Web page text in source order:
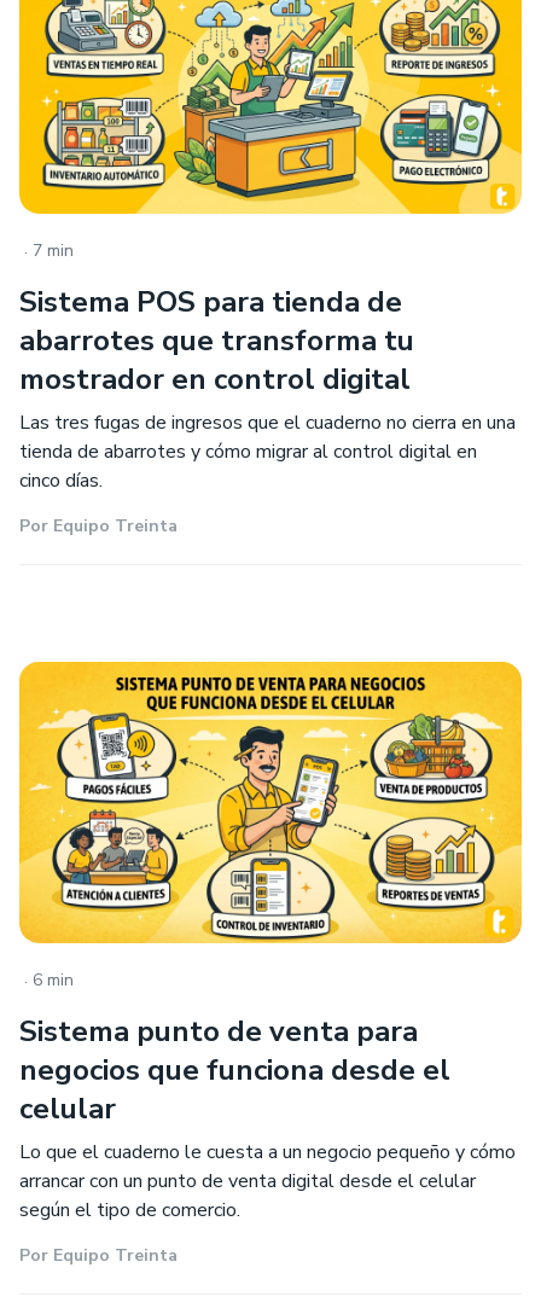
. 7 min
Sistema POS para tienda de
abarrotes que transforma tu
mostrador en control digital
Las tres fugas de ingresos que el cuaderno no cierra en una
tienda de abarrotes y cómo migrar al control digital en
cinco días.
Por Equipo Treinta
. 6 min
Sistema punto de venta para
negocios que funciona desde el
celular
Lo que el cuaderno le cuesta a un negocio pequeño y cómo
arrancar con un punto de venta digital desde el celular
según el tipo de comercio.
Por Equipo Treinta